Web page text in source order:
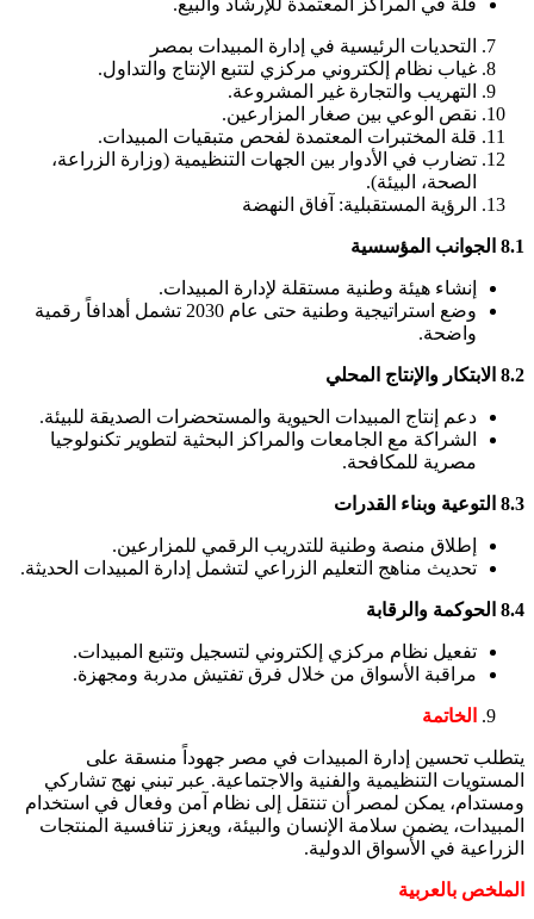
التحديات الرئيسية في إدارة المبيدات بمصر
غياب نظام إلكتروني مركزي لتتبع الإنتاج والتداول.
التهريب والتجارة غير المشروعة.
نقص الوعي بين صغار المزارعين.
قلة المختبرات المعتمدة لفحص متبقيات المبيدات.
تضارب في الأدوار بين الجهات التنظيمية (وزارة الزراعة،
الصحة، البيئة).
الرؤية المستقبلية: آفاق النهضة
8.1 الجوانب المؤسسية
إنشاء هيئة وطنية مستقلة لإدارة المبيدات.
وضع استراتيجية وطنية حتى عام 2030 تشمل أهدافاً رقمية
واضحة.
8.2 الابتكار والإنتاج المحلي
دعم إنتاج المبيدات الحيوية والمستحضرات الصديقة للبيئة.
الشراكة مع الجامعات والمراكز البحثية لتطوير تكنولوجيا
مصرية للمكافحة.
8.3 التوعية وبناء القدرات
إطلاق منصة وطنية للتدريب الرقمي للمزارعين.
تحديث مناهج التعليم الزراعي لتشمل إدارة المبيدات الحديثة.
8.4 الحوكمة والرقابة
تفعيل نظام مركزي إلكتروني لتسجيل وتتبع المبيدات.
مراقبة الأسواق من خلال فرق تفتيش مدربة ومجهزة.
الخاتمة
يتطلب تحسين إدارة المبيدات في مصر جهوداً منسقة على
المستويات التنظيمية والفنية والاجتماعية. عبر تبني نهج تشاركي
ومستدام، يمكن لمصر أن تنتقل إلى نظام آمن وفعال في استخدام
المبيدات، يضمن سلامة الإنسان والبيئة، ويعزز تنافسية المنتجات
الزراعية في الأسواق الدولية.
الملخص بالعربية